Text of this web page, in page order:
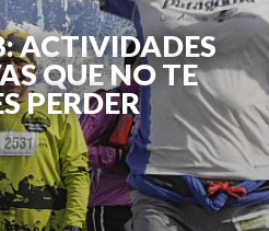
ACTIVIDADES
QUE NO TE
PERDER